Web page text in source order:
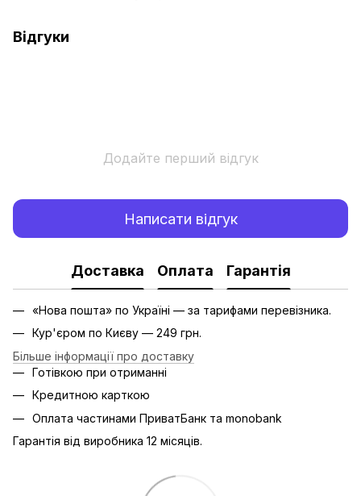
Відгуки
Додайте перший відгук
Написати відгук
Доставка Оплата Гарантія
«Нова пошта» по Україні — за тарифами перевізника.
Кур'єром по Києву — 249 грн.
Більше інформації про доставку
Готівкою при отриманні
Кредитною карткою
Оплата частинами ПриватБанк та monobank
Гарантія від виробника 12 місяців.